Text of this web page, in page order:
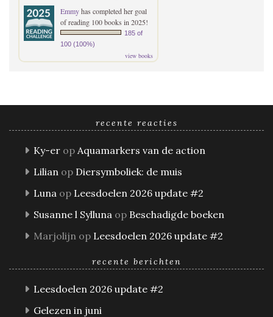
Emmyhas completed her goal
of reading 100 books in 2025!
185 of
100 (100%)
view books
recente reacties
Ky-er op Aquamarkers van de action
Lilian op Diersymboliek: de muis
Luna op Leesdoelen 2026 update #2
Susanne l Sylluna op Beschadigde boeken
Marjolijn op Leesdoelen 2026 update #2
recente berichten
Leesdoelen 2026 update #2
Gelezen in juni